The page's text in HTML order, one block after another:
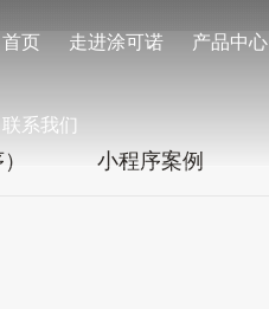
首页 走进涂可诺 产品中心
联系我们
小程序案例